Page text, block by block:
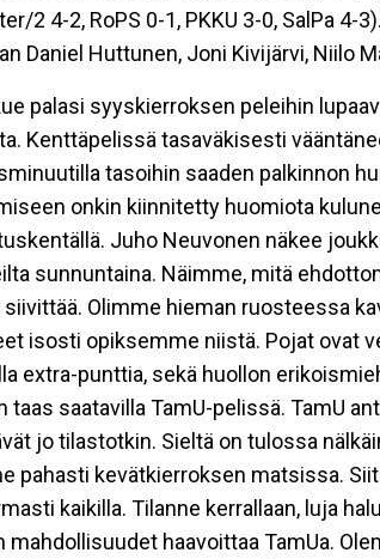
2 4-2, RoPS 0-1, PKKU 3-0, SalPa
Daniel Huttunen, Joni Kivijärvi, Niilo
palasi syyskierroksen peleihin
Kenttäpelissä tasaväkisesti
tasoihin saaden palkinnon
onkin kiinnitetty huomiota
Juho Neuvonen näkee
sunnuntaina. Näimme, mitä
siivittää. Olimme hieman ruosteessa
isosti opiksemme niistä. Pojat ovat
extra-punttia, sekä huollon
taas saatavilla TamU-pelissä. TamU
jo tilastotkin. Sieltä on tulossa
pahasti kevätkierroksen matsissa.
kaikilla. Tilanne kerrallaan, luja
mahdollisuudet haavoittaa TamUa.